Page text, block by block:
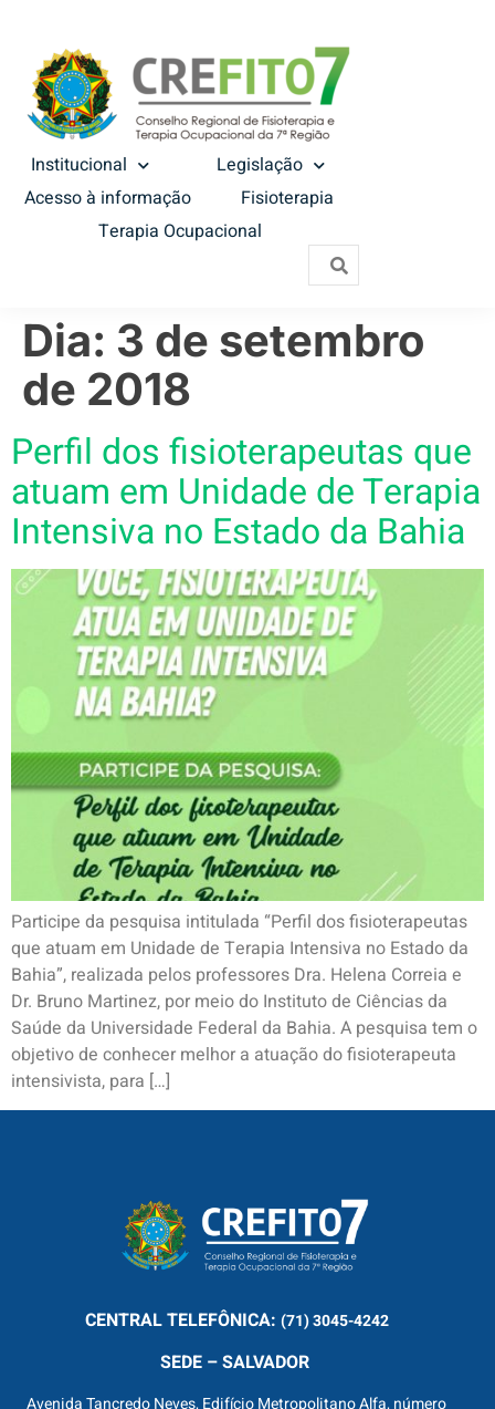
Institucional
Legislação
Acesso à informação
Fisioterapia
Terapia Ocupacional
Dia: 3 de setembro
de 2018
Perfil dos fisioterapeutas que
atuam em Unidade de Terapia
Intensiva no Estado da Bahia
Participe da pesquisa intitulada “Perfil dos fisioterapeutas
que atuam em Unidade de Terapia Intensiva no Estado da
Bahia”, realizada pelos professores Dra. Helena Correia e
Dr. Bruno Martinez, por meio do Instituto de Ciências da
Saúde da Universidade Federal da Bahia. A pesquisa tem o
objetivo de conhecer melhor a atuação do fisioterapeuta
intensivista, para […]
CENTRALTELEFÔNICA: (71) 3045-4242
SEDE – SALVADOR
Avenida Tancredo Neves, Edifício Metropolitano Alfa, número